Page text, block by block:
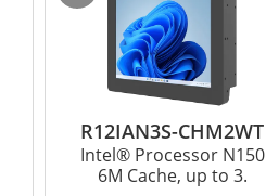
R12IAN3S-CHM2WT
Intel® Processor N150
6M Cache, up to 3.